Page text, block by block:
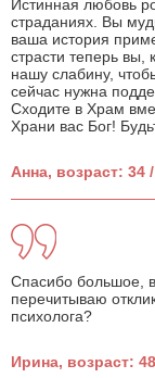
Истинная любовь
страданиях. Вы
ваша история
страсти теперь вы,
нашу слабину,
сейчас нужна
Сходите в Храм
Храни вас Бог!
Анна, возраст: 34
Спасибо большое,
перечитываю
психолога?
Ирина, возраст: